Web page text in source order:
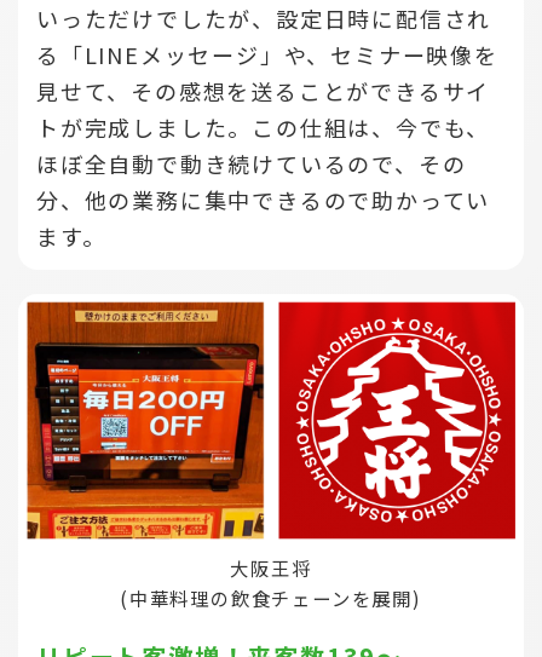
いっただけでしたが、設定日時に配信され
る「LINEメッセージ」や、セミナー映像を
見せて、その感想を送ることができるサイ
トが完成しました。この仕組は、今でも、
ほぼ全自動で動き続けているので、その
分、他の業務に集中できるので助かってい
ます。
大阪王将
(中華料理の飲食チェーンを展開)